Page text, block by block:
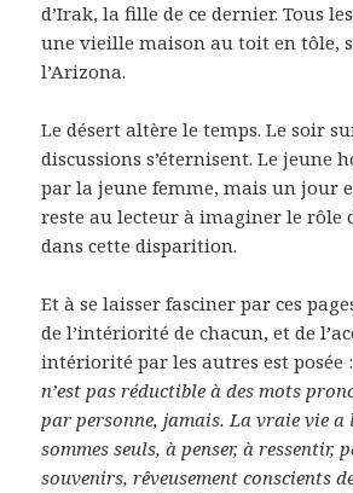
d’Irak, la fille de ce dernier. Tous
une vieille maison au toit en tôle,
l’Arizona.
Le désert altère le temps. Le soir
discussions s’éternisent. Le jeune
par la jeune femme, mais un jour
reste au lecteur à imaginer le rôle
dans cette disparition.
Et à se laisser fasciner par ces
de l’intériorité de chacun, et de
intériorité par les autres est posée :
n’est pas réductible à des mots
par personne, jamais. La vraie vie a
sommes seuls, à penser, à ressentir,
souvenirs, rêveusement conscients